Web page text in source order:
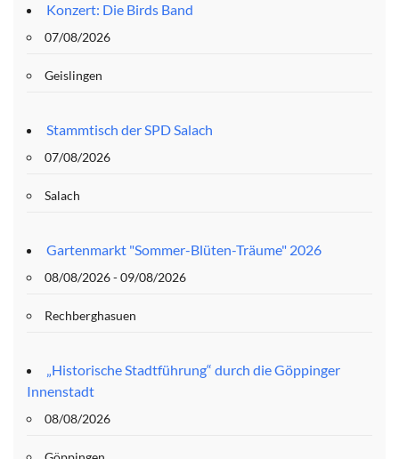
Konzert: Die Birds Band
07/08/2026
Geislingen
Stammtisch der SPD Salach
07/08/2026
Salach
Gartenmarkt "Sommer-Blüten-Träume" 2026
08/08/2026 - 09/08/2026
Rechberghasuen
„Historische Stadtführung“ durch die Göppinger
Innenstadt
08/08/2026